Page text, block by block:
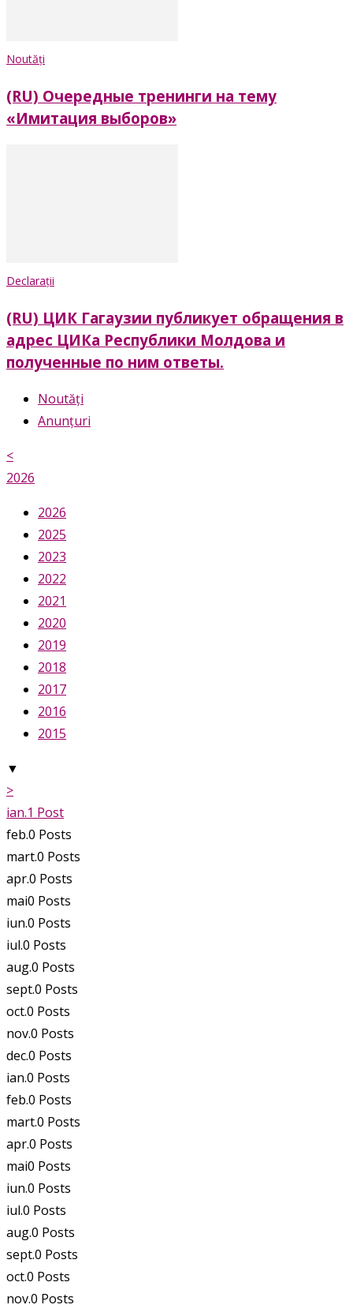
Noutăți
(RU) Очередные тренинги на тему
«Имитация выборов»
Declarații
(RU) ЦИК Гагаузии публикует обращения в
адрес ЦИКа Республики Молдова и
полученные по ним ответы.
Noutăți
Anunțuri
<
2026
2026
2025
2023
2022
2021
2020
2019
2018
2017
2016
2015
▼
>
ian.1 Post
feb.0 Posts
mart.0 Posts
apr.0 Posts
mai0 Posts
iun.0 Posts
iul.0 Posts
aug.0 Posts
sept.0 Posts
oct.0 Posts
nov.0 Posts
dec.0 Posts
ian.0 Posts
feb.0 Posts
mart.0 Posts
apr.0 Posts
mai0 Posts
iun.0 Posts
iul.0 Posts
aug.0 Posts
sept.0 Posts
oct.0 Posts
nov.0 Posts